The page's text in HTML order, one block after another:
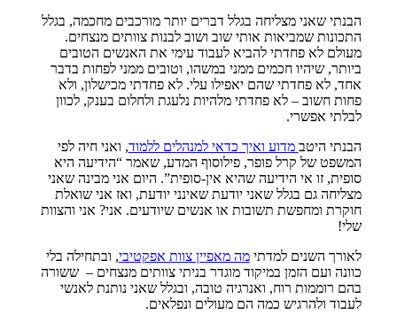
הבנתי שאני מצליחה בגלל דברים יותר מורכבים מחכמה, בגלל
התכונות שמביאות אותי שוב ושוב לבנות צוותים מנצחים.
מעולם לא פחדתי להביא לעבוד עימי את האנשים הטובים
ביותר, שיהיו חכמים ממני במשהו, וטובים ממני לפחות בדבר
אחד, לא פחדתי שהם יאפילו עלי. לא פחדתי מכישלון, ולא
פחות חשוב – לא פחדתי מלהיות נלעגת ולחלום בענק, לכוון
לבלתי אפשרי.
הבנתי היטב מדוע ואיך כדאי למנהלים ללמוד, ואני חיה לפי
המשפט של קרל פופר, פילוסוף המדע, שאמר “הידיעה היא
סופית, זו אי הידיעה שהיא אין-סופית”. היום אני מבינה שאני
מצליחה גם בגלל שאני יודעת שאינני יודעת, ואז אני שואלת
חוקרת ומחפשת תשובות או אנשים שיודעים. אני? אני והצוות
שלי!
לאורך השנים למדתימה מאפיין צוות אפקטיבי, ובתחילה בלי
כוונה ועם הזמן במיקוד מוגדר בניתי צוותים מנצחים – ששורה
בהם רוממות רוח, ואנרגיה טובה, ובגלל שאני נותנת לאנשי
לעבוד ולהרגיש כמה הם מעולים ונפלאים.